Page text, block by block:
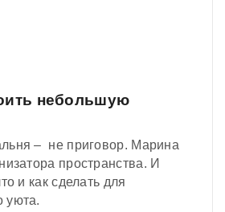
небольшую
– не приговор. Марина
пространства. И
и как сделать для
уюта.